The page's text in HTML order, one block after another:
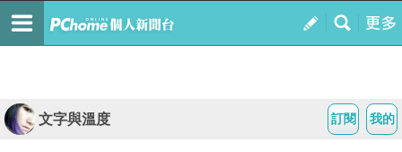
我的
訂閱
文字與溫度